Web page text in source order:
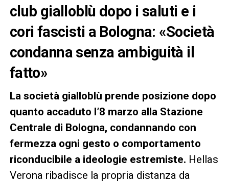
club gialloblù dopo i saluti e i
cori fascisti a Bologna: «Società
condanna senza ambiguità il
fatto»
La società gialloblù prende posizione dopo
quanto accaduto l’8 marzo alla Stazione
Centrale di Bologna, condannando con
fermezza ogni gesto o comportamento
riconducibile a ideologie estremiste. Hellas
Verona ribadisce la propria distanza da